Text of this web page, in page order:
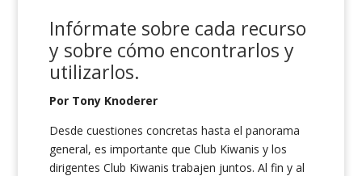
Infórmate sobre cada recurso
y sobre cómo encontrarlos y
utilizarlos.
Por Tony Knoderer
Desde cuestiones concretas hasta el panorama
general, es importante que Club Kiwanis y los
dirigentes Club Kiwanis trabajen juntos. Al fin y al